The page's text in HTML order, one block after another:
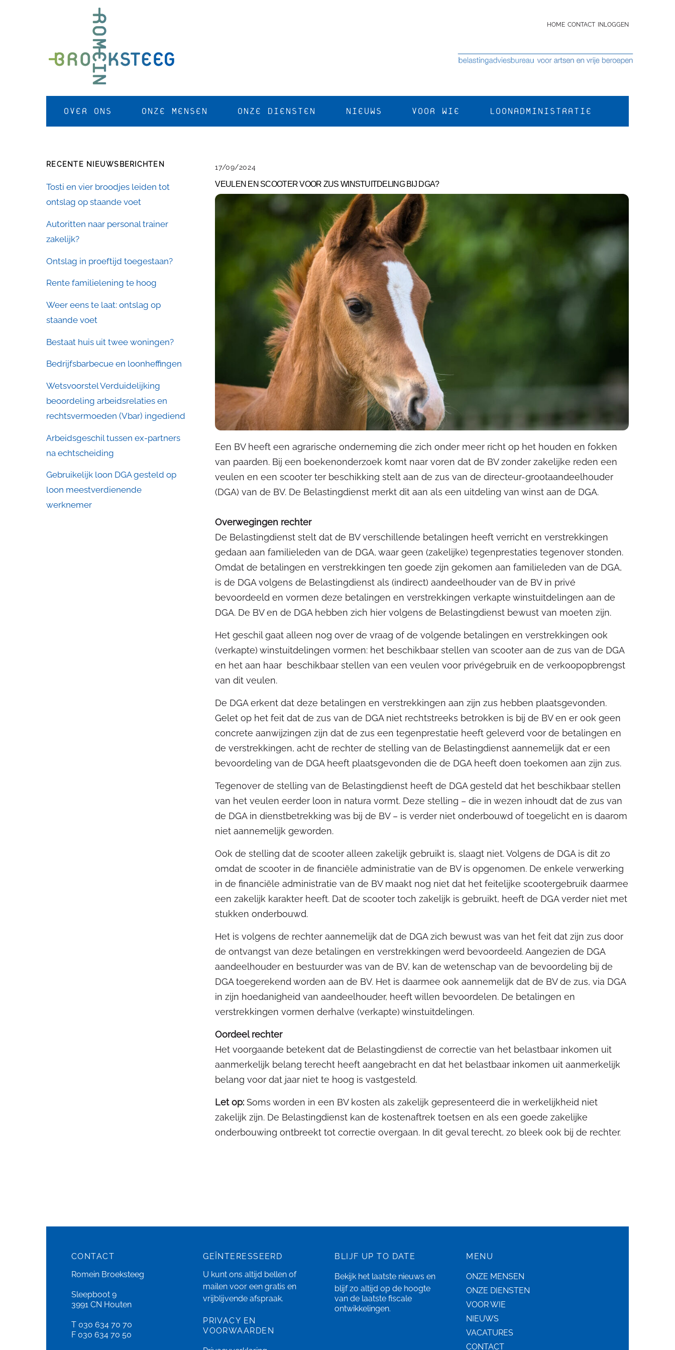
HOME CONTACT INLOGGEN
OVER ONS ONZE MENSEN ONZE DIENSTEN NIEUWS VOOR WIE LOONADMINISTRATIE
17/09/2024
VEULEN EN SCOOTER VOOR ZUS WINSTUITDELING BIJ DGA?
Een BV heeft een agrarische onderneming die zich onder meer richt op het houden en fokken
van paarden. Bij een boekenonderzoek komt naar voren dat de BV zonder zakelijke reden een
veulen en een scooter ter beschikking stelt aan de zus van de directeur-grootaandeelhouder
(DGA) van de BV. De Belastingdienst merkt dit aan als een uitdeling van winst aan de DGA.
Overwegingen rechter
De Belastingdienst stelt dat de BV verschillende betalingen heeft verricht en verstrekkingen
gedaan aan familieleden van de DGA, waar geen (zakelijke) tegenprestaties tegenover stonden.
Omdat de betalingen en verstrekkingen ten goede zijn gekomen aan familieleden van de DGA,
is de DGA volgens de Belastingdienst als (indirect) aandeelhouder van de BV in privé
bevoordeeld en vormen deze betalingen en verstrekkingen verkapte winstuitdelingen aan de
DGA. De BV en de DGA hebben zich hier volgens de Belastingdienst bewust van moeten zijn.
Het geschil gaat alleen nog over de vraag of de volgende betalingen en verstrekkingen ook
(verkapte) winstuitdelingen vormen: het beschikbaar stellen van scooter aan de zus van de DGA
en het aan haar beschikbaar stellen van een veulen voor privégebruik en de verkoopopbrengst
van dit veulen.
De DGA erkent dat deze betalingen en verstrekkingen aan zijn zus hebben plaatsgevonden.
Gelet op het feit dat de zus van de DGA niet rechtstreeks betrokken is bij de BV en er ook geen
concrete aanwijzingen zijn dat de zus een tegenprestatie heeft geleverd voor de betalingen en
de verstrekkingen, acht de rechter de stelling van de Belastingdienst aannemelijk dat er een
bevoordeling van de DGA heeft plaatsgevonden die de DGA heeft doen toekomen aan zijn zus.
Tegenover de stelling van de Belastingdienst heeft de DGA gesteld dat het beschikbaar stellen
van het veulen eerder loon in natura vormt. Deze stelling – die in wezen inhoudt dat de zus van
de DGA in dienstbetrekking was bij de BV – is verder niet onderbouwd of toegelicht en is daarom
niet aannemelijk geworden.
Ook de stelling dat de scooter alleen zakelijk gebruikt is, slaagt niet. Volgens de DGA is dit zo
omdat de scooter in de financiële administratie van de BV is opgenomen. De enkele verwerking
in de financiële administratie van de BV maakt nog niet dat het feitelijke scootergebruik daarmee
een zakelijk karakter heeft. Dat de scooter toch zakelijk is gebruikt, heeft de DGA verder niet met
stukken onderbouwd.
Het is volgens de rechter aannemelijk dat de DGA zich bewust was van het feit dat zijn zus door
de ontvangst van deze betalingen en verstrekkingen werd bevoordeeld. Aangezien de DGA
aandeelhouder en bestuurder was van de BV, kan de wetenschap van de bevoordeling bij de
DGA toegerekend worden aan de BV. Het is daarmee ook aannemelijk dat de BV de zus, via DGA
in zijn hoedanigheid van aandeelhouder, heeft willen bevoordelen. De betalingen en
verstrekkingen vormen derhalve (verkapte) winstuitdelingen.
Oordeel rechter
Het voorgaande betekent dat de Belastingdienst de correctie van het belastbaar inkomen uit
aanmerkelijk belang terecht heeft aangebracht en dat het belastbaar inkomen uit aanmerkelijk
belang voor dat jaar niet te hoog is vastgesteld.
Let op: Soms worden in een BV kosten als zakelijk gepresenteerd die in werkelijkheid niet
zakelijk zijn. De Belastingdienst kan de kostenaftrek toetsen en als een goede zakelijke
onderbouwing ontbreekt tot correctie overgaan. In dit geval terecht, zo bleek ook bij de rechter.
RECENTE NIEUWSBERICHTEN
Tosti en vier broodjes leiden tot
ontslag op staande voet
Autoritten naar personal trainer
zakelijk?
Ontslag in proeftijd toegestaan?
Rente familielening te hoog
Weer eens te laat: ontslag op
staande voet
Bestaat huis uit twee woningen?
Bedrijfsbarbecue en loonheffingen
Wetsvoorstel Verduidelijking
beoordeling arbeidsrelaties en
rechtsvermoeden (Vbar) ingediend
Arbeidsgeschil tussen ex-partners
na echtscheiding
Gebruikelijk loon DGA gesteld op
loon meestverdienende
werknemer
CONTACT
Romein Broeksteeg
Sleepboot 9
3991 CN Houten
T 030 634 70 70
F 030 634 70 50
GEÏNTERESSEERD
U kunt ons altijd bellen of
mailen voor een gratis en
vrijblijvende afspraak.
PRIVACY EN
VOORWAARDEN
BLIJF UP TO DATE
Bekijk het laatste nieuws en
blijf zo altijd op de hoogte
van de laatste fiscale
ontwikkelingen.
MENU
ONZE MENSEN
ONZE DIENSTEN
VOOR WIE
NIEUWS
VACATURES
CONTACT